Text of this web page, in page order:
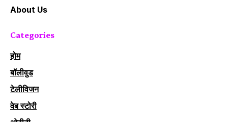
About Us
Categories
होम
बॉलीवुड
टेलीविजन
वेब स्टोरी